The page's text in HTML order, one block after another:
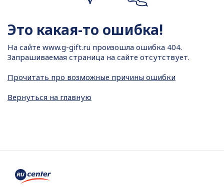
Это какая-то ошибка!
На сайте www.g-gift.ru произошла ошибка 404.
Запрашиваемая страница на сайте отсутствует.
Прочитать про возможные причины ошибки
Вернуться на главную